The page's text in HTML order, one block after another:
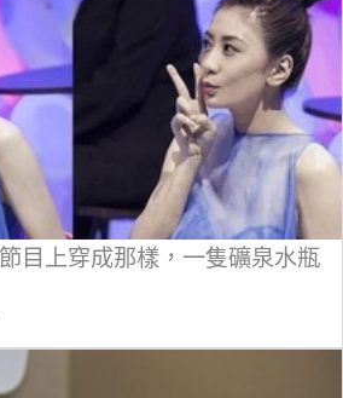
目上穿成那樣，一隻礦泉水瓶